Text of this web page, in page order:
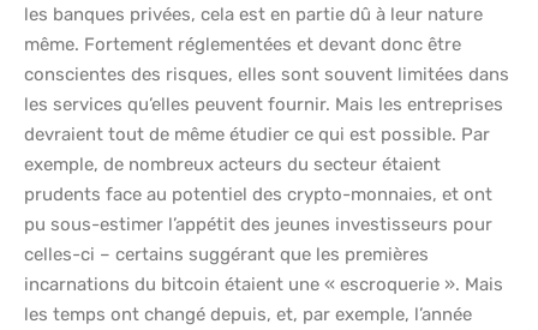
les banques privées, cela est en partie dû à leur nature
même. Fortement réglementées et devant donc être
conscientes des risques, elles sont souvent limitées dans
les services qu’elles peuvent fournir. Mais les entreprises
devraient tout de même étudier ce qui est possible. Par
exemple, de nombreux acteurs du secteur étaient
prudents face au potentiel des crypto-monnaies, et ont
pu sous-estimer l’appétit des jeunes investisseurs pour
celles-ci – certains suggérant que les premières
incarnations du bitcoin étaient une « escroquerie ». Mais
les temps ont changé depuis, et, par exemple, l’année